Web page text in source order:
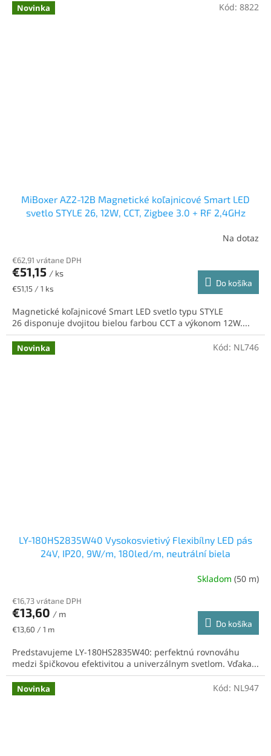
Novinka
MiBoxer AZ2-12B Magnetické koľajnicové Smart LED
svetlo STYLE 26, 12W, CCT, Zigbee 3.0 + RF 2,4GHz
Na dotaz
€62,91 vrátane DPH
€51,15 / ks
Jednotková
€51,15 / 1 ks
Do košíka
Magnetické koľajnicové Smart LED svetlo typu STYLE
26 disponuje dvojitou bielou farbou CCT a výkonom 12W....
Kód: 8822
Novinka
LY-180HS2835W40 Vysokosvietivý Flexibílny LED pás
24V, IP20, 9W/m, 180led/m, neutrální biela
Skladom (50 m)
€16,73 vrátane DPH
€13,60 / m
Jednotková
€13,60 / 1 m
Do košíka
Predstavujeme LY-180HS2835W40: perfektnú rovnováhu
medzi špičkovou efektivitou a univerzálnym svetlom. Vďaka...
Kód: NL746
Novinka Kód: NL947